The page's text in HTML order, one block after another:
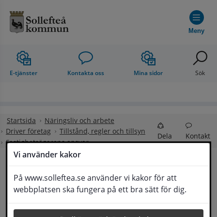
Vi använder kakor
På www.solleftea.se använder vi kakor för att
webbplatsen ska fungera på ett bra sätt för dig.
Meny
E-tjänster Kontakta oss Mina sidor Sök
Startsida
Näringsliv och arbete
Driver företag
Tillstånd, regler och tillsyn
Fastighetsägarens ansvar
Dela Kontakt
Fastighetsägarens
ansvar